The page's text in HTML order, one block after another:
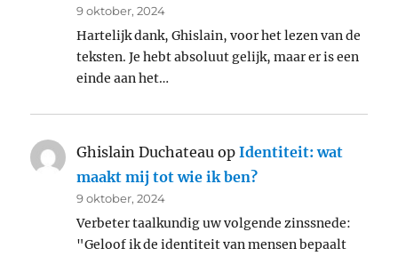
9 oktober, 2024
Hartelijk dank, Ghislain, voor het lezen van de
teksten. Je hebt absoluut gelijk, maar er is een
einde aan het…
Ghislain Duchateau opIdentiteit: wat
maakt mij tot wie ik ben?
9 oktober, 2024
Verbeter taalkundig uw volgende zinssnede:
"Geloof ik de identiteit van mensen bepaalt